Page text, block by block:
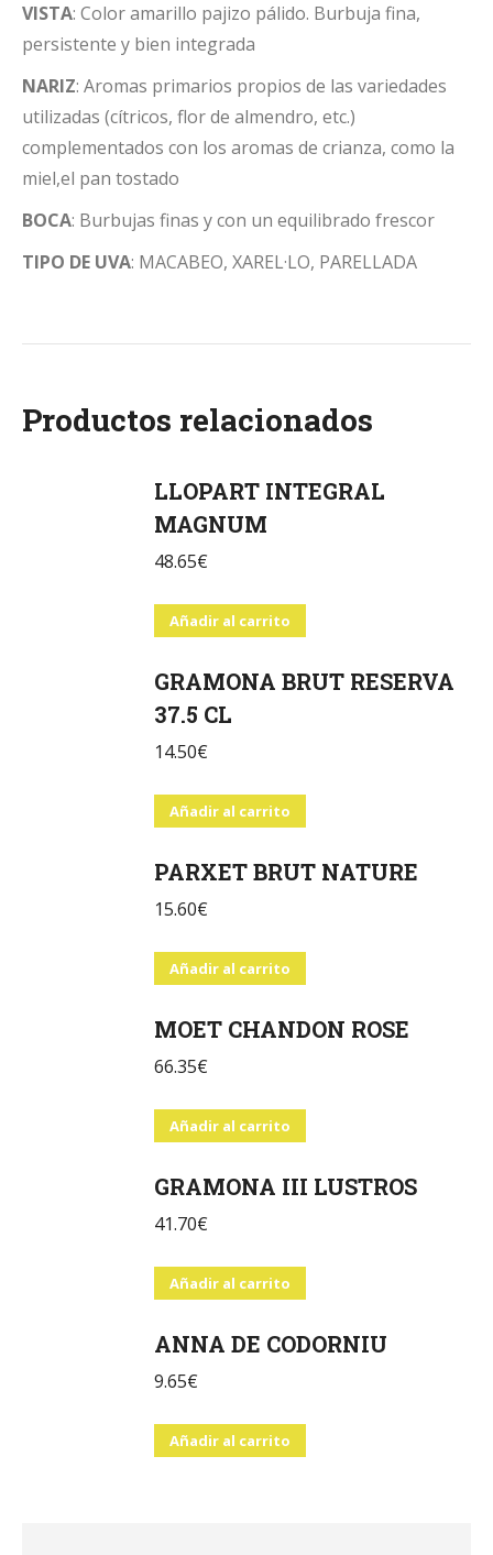
VISTA: Color amarillo pajizo pálido. Burbuja fina,
persistente y bien integrada
NARIZ: Aromas primarios propios de las variedades
utilizadas (cítricos, flor de almendro, etc.)
complementados con los aromas de crianza, como la
miel,el pan tostado
BOCA: Burbujas finas y con un equilibrado frescor
TIPO DE UVA: MACABEO, XAREL·LO, PARELLADA
Productos relacionados
LLOPART INTEGRAL
MAGNUM
48.65€
Añadir al carrito
GRAMONA BRUT RESERVA
37.5 CL
14.50€
Añadir al carrito
PARXET BRUT NATURE
15.60€
Añadir al carrito
MOET CHANDON ROSE
66.35€
Añadir al carrito
GRAMONA III LUSTROS
41.70€
Añadir al carrito
ANNA DE CODORNIU
9.65€
Añadir al carrito